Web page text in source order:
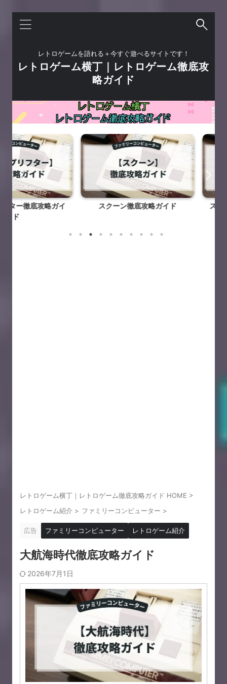
レトロゲームを語れる＋今すぐ遊べるサイトです！
レトロゲーム横丁｜レトロゲーム徹底攻
略ガイド
底攻略ガイ スクーン徹底攻略ガイド
スーパーチ
レトロゲーム横丁｜レトロゲーム徹底攻略ガイド HOME >
レトロゲーム紹介 > ファミリーコンピューター >
広告 ファミリーコンピューター レトロゲーム紹介
大航海時代徹底攻略ガイド
2026年7月1日